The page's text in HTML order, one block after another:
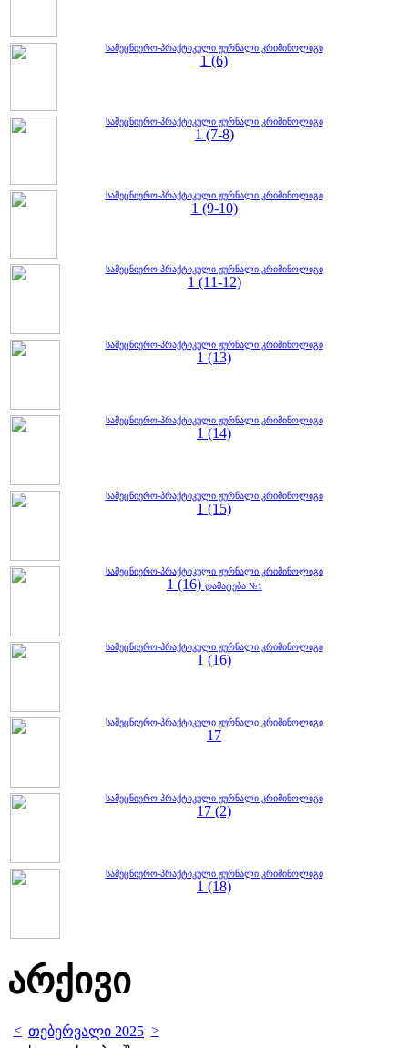
სამეცნიერო-პრაქტიკული ჟურნალი კრიმინოლიგი
1 (6)
სამეცნიერო-პრაქტიკული ჟურნალი კრიმინოლიგი
1 (7-8)
სამეცნიერო-პრაქტიკული ჟურნალი კრიმინოლიგი
1 (9-10)
სამეცნიერო-პრაქტიკული ჟურნალი კრიმინოლიგი
1 (11-12)
სამეცნიერო-პრაქტიკული ჟურნალი კრიმინოლიგი
1 (13)
სამეცნიერო-პრაქტიკული ჟურნალი კრიმინოლიგი
1 (14)
სამეცნიერო-პრაქტიკული ჟურნალი კრიმინოლიგი
1 (15)
სამეცნიერო-პრაქტიკული ჟურნალი კრიმინოლიგი
1 (16) დამატება №1
სამეცნიერო-პრაქტიკული ჟურნალი კრიმინოლიგი
1 (16)
სამეცნიერო-პრაქტიკული ჟურნალი კრიმინოლიგი
17
სამეცნიერო-პრაქტიკული ჟურნალი კრიმინოლიგი
17 (2)
სამეცნიერო-პრაქტიკული ჟურნალი კრიმინოლიგი
1 (18)
არქივი
< თებერვალი 2025 >